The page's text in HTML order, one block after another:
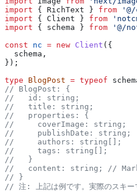
import { RichText } from '@/
import { Client } from
import { schema } from '@/
const nc = new Client ({
  schema
,
});
type BlogPost = typeof
// BlogPost: {
//   id: string;
//   title: string;
//   properties: {
//     coverImage: string;
//     publishDate: string;
//     authors: string[];
//     tags: string[];
//   }
//   content: string;
//
// }
// 注: 上記は例です。実際のスキー